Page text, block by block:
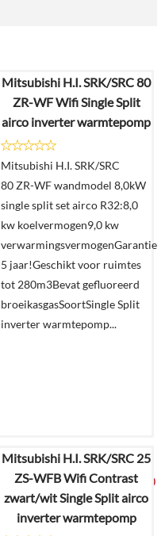
Mitsubishi H.I. SRK/SRC 80
ZR-WF Wifi Single Split
airco inverter warmtepomp
Mitsubishi H.I. SRK/SRC
80 ZR-WF wandmodel 8,0kW
single split set airco R32:8,0
kw koelvermogen9,0 kw
verwarmingsvermogenGarantie
5 jaar!Geschikt voor ruimtes
tot 280m3Bevat gefluoreerd
broeikasgasSoortSingle Split
inverter warmtepomp...
€5.690,63
€2.725,00
Details
Mitsubishi H.I. SRK/SRC 25
ZS-WFB Wifi Contrast
zwart/wit Single Split airco
inverter warmtepomp